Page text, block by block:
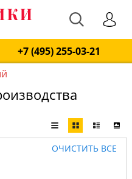
+7 (495) 255-03-21
ОЧИСТИТЬ ВСЕ